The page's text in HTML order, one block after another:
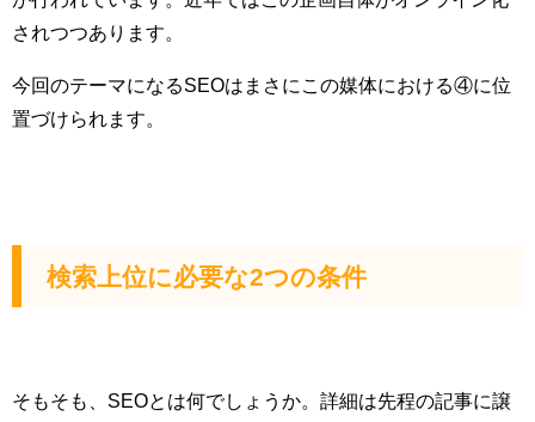
されつつあります。
今回のテーマになるSEOはまさにこの媒体における④に位
置づけられます。
検索上位に必要な2つの条件
そもそも、SEOとは何でしょうか。詳細は先程の記事に譲